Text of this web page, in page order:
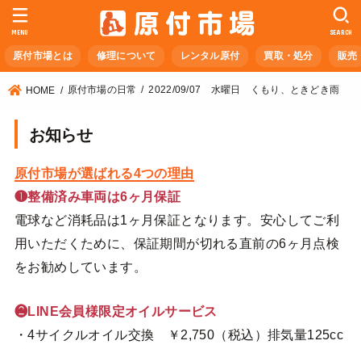
原付市場とは 修理について レンタル原付 買取・処分 販売
SEARCH
MENU
HOME 原付市場の日常 2022/09/07 水曜日 くもり、ときどき雨
お知らせ
原付市場が選ばれる4つの理由
❶整備済み車両は6ヶ月保証
電球など消耗品は1ヶ月保証となります。安心してご利
用いただくために、保証期間が切れる直前の6ヶ月点検
をお勧めしています。
❷LINE会員様限定オイルサービス
・4サイクルオイル交換 ￥2,750（税込）排気量125cc